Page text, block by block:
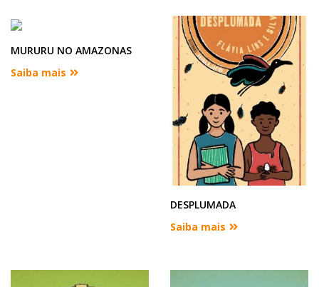
MURURU NO AMAZONAS
Saiba mais
DESPLUMADA
Saiba mais